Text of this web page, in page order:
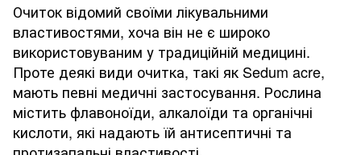
Очиток відомий своїми лікувальними
властивостями, хоча він не є широко
використовуваним у традиційній медицині.
Проте деякі види очитка, такі як Sedum acre,
мають певні медичні застосування. Рослина
містить флавоноїди, алкалоїди та органічні
кислоти, які надають їй антисептичні та